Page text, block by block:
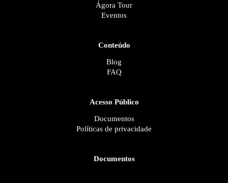
Ágora Tour
Eventos
Conteúdo
Blog
FAQ
Acesso Público
Documentos
Políticas de privacidade
Documentos